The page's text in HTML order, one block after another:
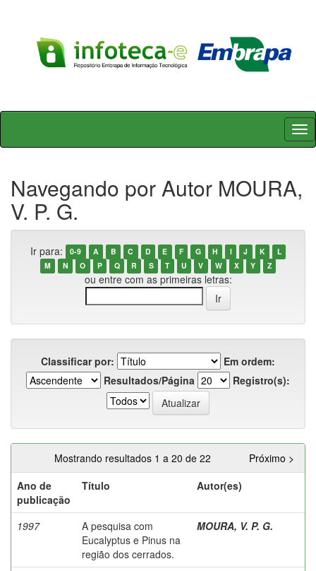
Skip
Navegando por Autor MOURA,
V. P. G.
Ir para: 0-9 A B C D E F G H I J K
L
M
N O P Q R S T U V W X Y Z
ou entre com as primeiras letras:
Classificar por:
Em ordem:
Resultados/Página
Registro(s):
Mostrando resultados 1 a 20 de 22
Próximo >
Ano de
publicação
Título Autor(es)
1997
A pesquisa com
Eucalyptus e Pinus na
região dos cerrados.
MOURA, V. P. G.